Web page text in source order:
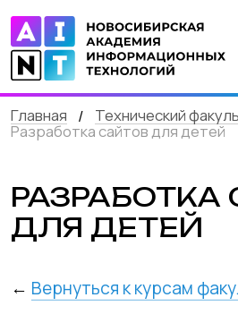
Главная / Технический факультет /
Разработка сайтов для детей
ДЛЯ ДЕТЕЙ
←Вернуться к курсам факультета